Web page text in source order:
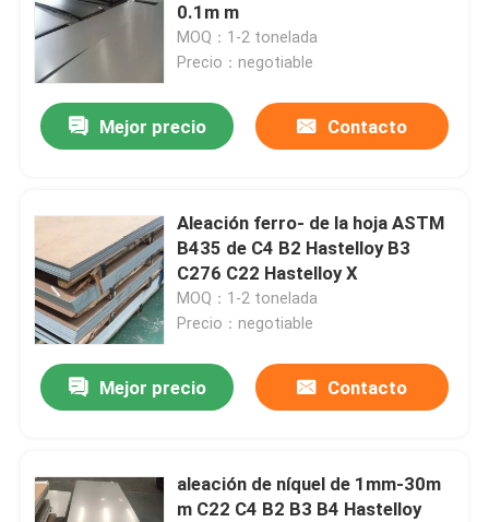
Hogar
0.1m m
MOQ：1-2 tonelada
Precio：negotiable
Mejor precio Contacto
Aleación ferro- de la hoja ASTM
B435 de C4 B2 Hastelloy B3
C276 C22 Hastelloy X
MOQ：1-2 tonelada
Precio：negotiable
Mejor precio Contacto
aleación de níquel de 1mm-30m
m C22 C4 B2 B3 B4 Hastelloy